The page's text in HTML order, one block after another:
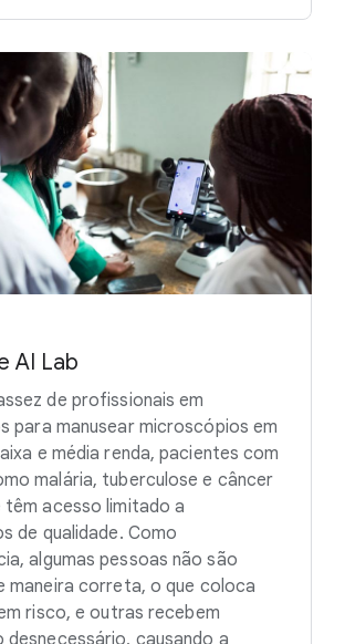
AI Lab
de profissionais em
para manusear microscópios em
e média renda, pacientes com
malária, tuberculose e câncer
têm acesso limitado a
de qualidade. Como
algumas pessoas não são
maneira correta, o que coloca
risco, e outras recebem
causando a